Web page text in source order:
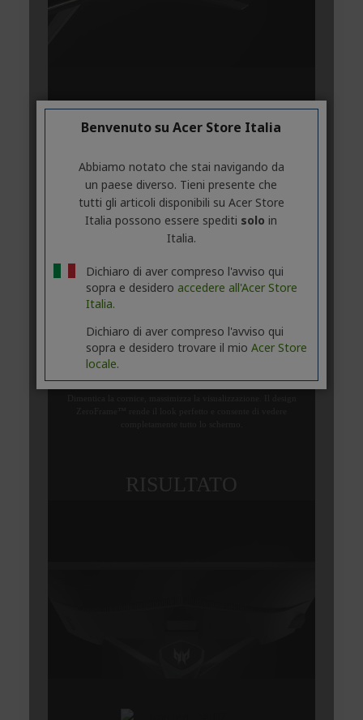
Benvenuto su Acer Store Italia
Abbiamo notato che stai navigando da
un paese diverso. Tieni presente che
tutti gli articoli disponibili su Acer Store
Italia possono essere spediti solo in
Italia.
Dichiaro di aver compreso l'avviso qui
sopra e desidero accedere all'Acer Store
Italia.
Dichiaro di aver compreso l'avviso qui
sopra e desidero trovare il mio Acer Store
locale.